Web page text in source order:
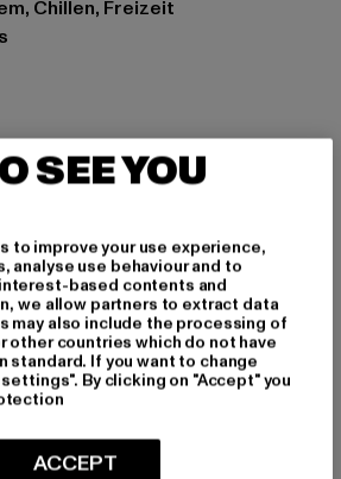
Chillen, Freizeit
100% Baumwolle
GmbH |info@tbint.de
7 | 64372 Ober-Ramstadt |
SEE YOU
to improve your use experience,
analyse use behaviour and to
based contents and
we allow partners to extract data
may also include the processing of
other countries which do not have
standard. If you want to change
By clicking on "Accept" you
ACCEPT